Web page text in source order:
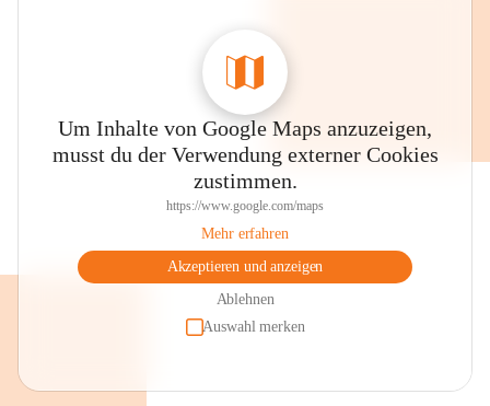
Um Inhalte von Google Maps anzuzeigen,
musst du der Verwendung externer Cookies
zustimmen.
https://www.google.com/maps
Mehr erfahren
Akzeptieren und anzeigen
Ablehnen
Auswahl merken